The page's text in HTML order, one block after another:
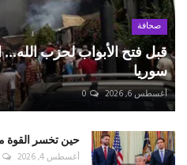
صحافة
قبل فتح الأبواب لحزب
سوريا
أغسطس 6, 2026 0
حين تخسر القوة
أغسطس 4, 2026